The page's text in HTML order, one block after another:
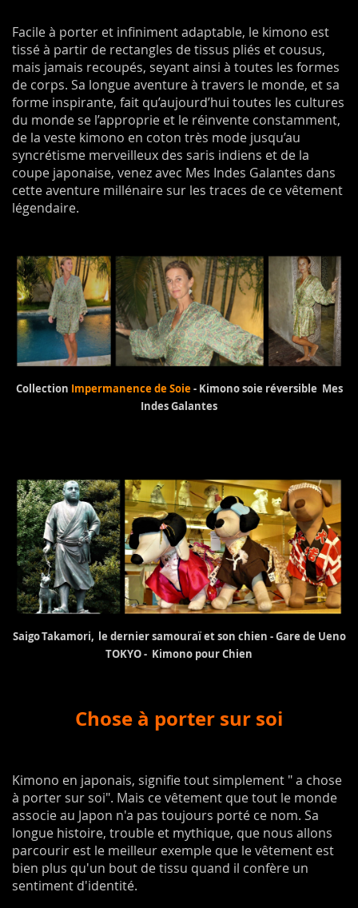
Facile à porter et infiniment adaptable, le kimono est
tissé à partir de rectangles de tissus pliés et cousus,
mais jamais recoupés, seyant ainsi à toutes les formes
de corps. Sa longue aventure à travers le monde, et sa
forme inspirante, fait qu’aujourd’hui toutes les cultures
du monde se l’approprie et le réinvente constamment,
de la veste kimono en coton très mode jusqu’au
syncrétisme merveilleux des saris indiens et de la
coupe japonaise, venez avec Mes Indes Galantes dans
cette aventure millénaire sur les traces de ce vêtement
légendaire.
Collection Impermanence de Soie- Kimono soie réversible Mes
Indes Galantes
Saigo Takamori, le dernier samouraï et son chien - Gare de Ueno
TOKYO - Kimono pour Chien
Chose à porter sur soi
Kimono en japonais, signifie tout simplement " a chose
à porter sur soi". Mais ce vêtement que tout le monde
associe au Japon n'a pas toujours porté ce nom. Sa
longue histoire, trouble et mythique, que nous allons
parcourir est le meilleur exemple que le vêtement est
bien plus qu'un bout de tissu quand il confère un
sentiment d'identité.